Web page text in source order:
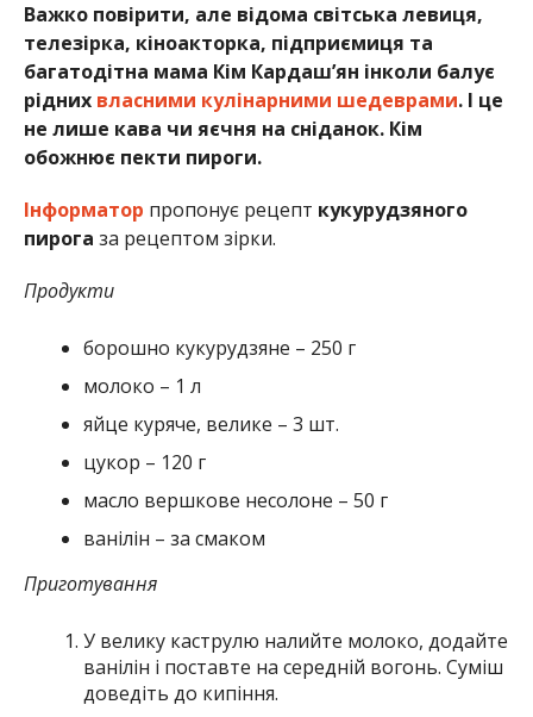
Важко повірити, але відома світська левиця,
телезірка, кіноакторка, підприємиця та
багатодітна мама Кім Кардаш’ян інколи балує
рідних власними кулінарними шедеврами. І це
не лише кава чи яєчня на сніданок. Кім
обожнює пекти пироги.
Інформатор пропонує рецепт кукурудзяного
пирога за рецептом зірки.
Продукти
борошно кукурудзяне – 250 г
молоко – 1 л
яйце куряче, велике – 3 шт.
цукор – 120 г
масло вершкове несолоне – 50 г
ванілін – за смаком
Приготування
У велику каструлю налийте молоко, додайте
ванілін і поставте на середній вогонь. Суміш
доведіть до кипіння.